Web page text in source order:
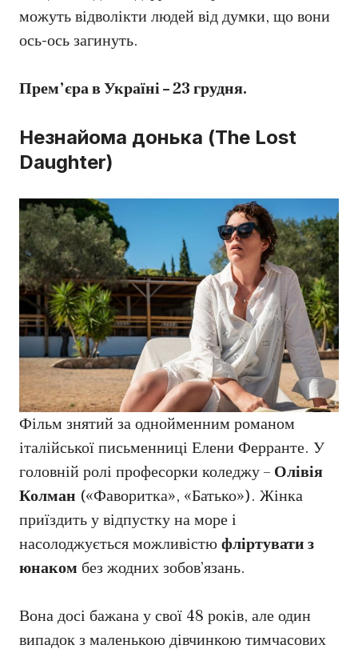
можуть відволікти людей від думки, що вони
ось-ось загинуть.
Прем’єра в Україні – 23 грудня.
Незнайома донька (The Lost
Daughter)
Фільм знятий за однойменним романом
італійської письменниці Елени Ферранте. У
головній ролі професорки коледжу – Олівія
Колман («Фаворитка», «Батько»). Жінка
приїздить у відпустку на море і
насолоджується можливістюфліртувати з
юнаком без жодних зобов’язань.
Вона досі бажана у свої 48 років, але один
випадок з маленькою дівчинкою тимчасових